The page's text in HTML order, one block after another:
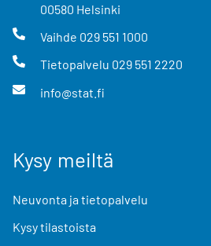
00580 Helsinki
Vaihde 029 551 1000
Tietopalvelu 029 551 2220
info@stat.fi
Kysy meiltä
Neuvonta ja tietopalvelu
Kysy tilastoista